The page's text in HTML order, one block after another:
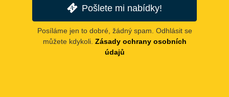
Pošlete mi nabídky!
Posíláme jen to dobré, žádný spam. Odhlásit se
můžete kdykoli. Zásady ochrany osobních
údajů